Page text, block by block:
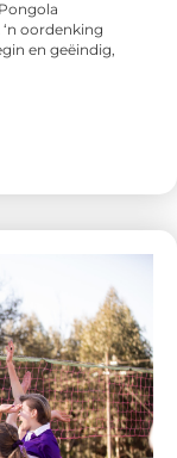
oordenking
en geëindig,